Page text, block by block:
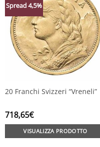
Spread 4,5%
20 Franchi Svizzeri “Vreneli”
718,65€
VISUALIZZA PRODOTTO